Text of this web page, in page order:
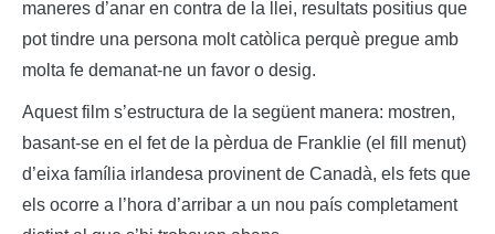
maneres d’anar en contra de la llei, resultats positius que
pot tindre una persona molt catòlica perquè pregue amb
molta fe demanat-ne un favor o desig.
Aquest film s’estructura de la següent manera: mostren,
basant-se en el fet de la pèrdua de Franklie (el fill menut)
d’eixa família irlandesa provinent de Canadà, els fets que
els ocorre a l’hora d’arribar a un nou país completament